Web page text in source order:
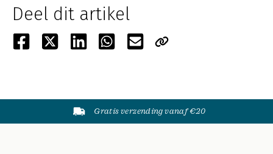
Deel dit artikel
Gratis verzending vanaf €20